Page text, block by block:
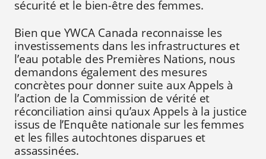
sécurité et le bien-être des femmes.
Bien que YWCA Canada reconnaisse les
investissements dans les infrastructures et
l’eau potable des Premières Nations, nous
demandons également des mesures
concrètes pour donner suite aux Appels à
l’action de la Commission de vérité et
réconciliation ainsi qu’aux Appels à la justice
issus de l’Enquête nationale sur les femmes
et les filles autochtones disparues et
assassinées.